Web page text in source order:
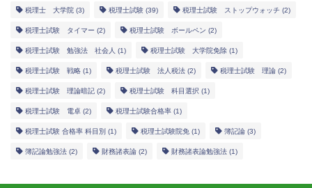
税理士 大学院 (3) 税理士試験 (39) 税理士試験 ストップウォッチ (2)
税理士試験 タイマー (2) 税理士試験 ボールペン (2)
税理士試験 勉強法 社会人 (1) 税理士試験 大学院免除 (1)
税理士試験 戦略 (1) 税理士試験 法人税法 (2) 税理士試験 理論 (2)
税理士試験 理論暗記 (2) 税理士試験 科目選択 (1)
税理士試験 電卓 (2) 税理士試験合格率 (1)
税理士試験 合格率 科目別 (1) 税理士試験院免 (1) 簿記論 (3)
簿記論勉強法 (2) 財務諸表論 (2) 財務諸表論勉強法 (1)